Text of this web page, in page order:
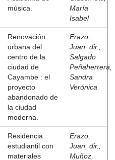
música.
María
Isabel
Renovación
urbana del
centro de la
ciudad de
Cayambe : el
proyecto
abandonado de
la ciudad
moderna.
Erazo,
Juan, dir. ;
Salgado
Peñaherrera,
Sandra
Verónica
Residencia
estudiantil con
materiales
Erazo,
Juan, dir. ;
Muñoz,